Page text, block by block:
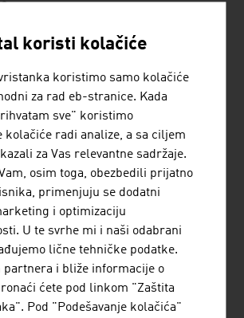
drvne pulpe i vlakni preduzeće
na početku lanca vrednosti pri
i netkane tkanine.
koristi kolačiće
koristimo samo kolačiće
za rad eb-stranice. Kada
sve" koristimo
kolačiće radi analize, a sa ciljem
za Vas relevantne sadržaje.
osim toga, obezbedili prijatno
primenjuju se dodatni
i optimizaciju
U te svrhe mi i naši odabrani
lične tehničke podatke.
partnera i bliže informacije o
ćete pod linkom "Zaštita
Pod "Podešavanje kolačića"